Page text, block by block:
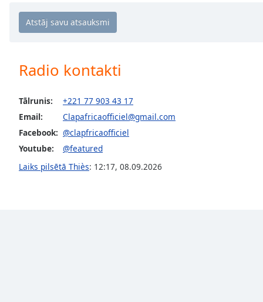
Playback
Rate
Chapters
descriptions
off,
selected
Radio kontakti
Tālrunis:
+221 77 903 43 17
Email:
Clapafricaofficiel@gmail.com
Facebook: @clapfricaofficiel
Youtube:
@featured
Laiks pilsētā Thiès: 12:17, 08.09.2026